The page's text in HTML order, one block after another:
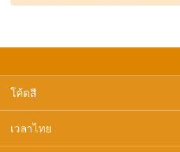
โค้ดสี
เวลาไทย